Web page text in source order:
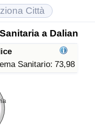
a Dalian
Sanitario: 73,98
Della Vita (corrente)
Della Vita
della Vita per Nazione
delle Case (Corrente)
delle Case
delle Case per
Vita
della Vita
della Vita
della vita per Paese